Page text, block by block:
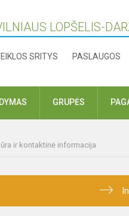
LOPŠELIS-
SRITYS PASLAUGOS
GRUPĖS
ir kontaktinė informacija